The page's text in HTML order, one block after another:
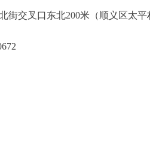
庄兴北街交叉口东北200
，010-53670672